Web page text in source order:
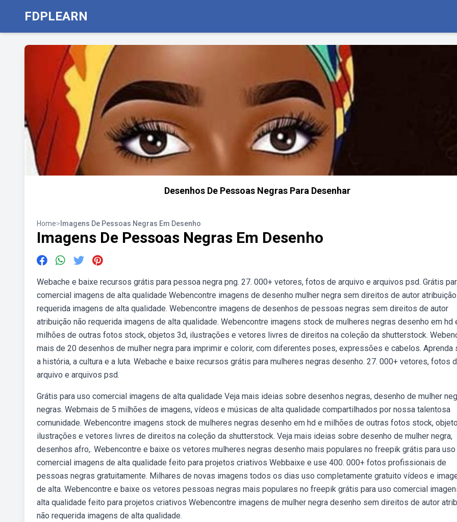
FDPLEARN
Desenhos De Pessoas Negras Para Desenhar
Home> Imagens De Pessoas Negras Em Desenho
Imagens De Pessoas Negras Em Desenho
Webache e baixe recursos grátis para pessoa negra png. 27. 000+ vetores, fotos de arquivo e arquivos psd. Grátis
comercial imagens de alta qualidade Webencontre imagens de desenho mulher negra sem direitos de autor
requerida imagens de alta qualidade. Webencontre imagens de desenhos de pessoas negras sem direitos de autor
atribuição não requerida imagens de alta qualidade. Webencontre imagens stock de mulheres negras desenho em hd
milhões de outras fotos stock, objetos 3d, ilustrações e vetores livres de direitos na coleção da shutterstock.
mais de 20 desenhos de mulher negra para imprimir e colorir, com diferentes poses, expressões e cabelos. Aprenda
a história, a cultura e a luta. Webache e baixe recursos grátis para mulheres negras desenho. 27. 000+ vetores, fotos
arquivo e arquivos psd.
Grátis para uso comercial imagens de alta qualidade Veja mais ideias sobre desenhos negras, desenho de mulher
negras. Webmais de 5 milhões de imagens, vídeos e músicas de alta qualidade compartilhados por nossa talentosa
comunidade. Webencontre imagens stock de mulheres negras desenho em hd e milhões de outras fotos stock,
ilustrações e vetores livres de direitos na coleção da shutterstock. Veja mais ideias sobre desenho de mulher negra,
desenhos afro,. Webencontre e baixe os vetores mulheres negras desenho mais populares no freepik grátis para uso
comercial imagens de alta qualidade feito para projetos criativos Webbaixe e use 400. 000+ fotos profissionais de
pessoas negras gratuitamente. Milhares de novas imagens todos os dias uso completamente gratuito vídeos e
de alta. Webencontre e baixe os vetores pessoas negras mais populares no freepik grátis para uso comercial
alta qualidade feito para projetos criativos Webencontre imagens de mulher negra desenho sem direitos de autor
não requerida imagens de alta qualidade.